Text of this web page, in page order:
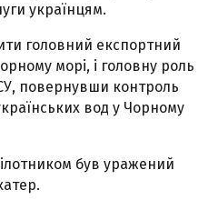
українцям.
головний експортний
морі, і головну роль
повернувши контроль
вод у Чорному
був уражений